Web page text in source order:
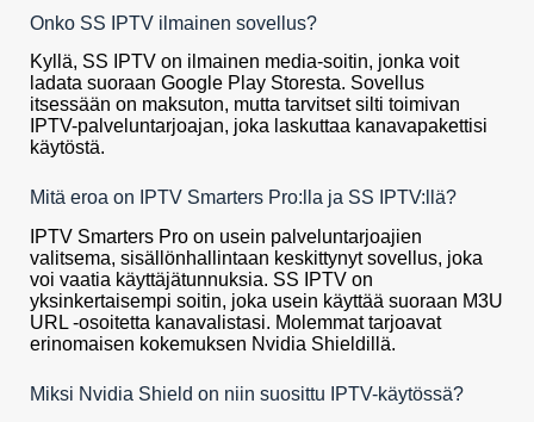
Onko SS IPTV ilmainen sovellus?
Kyllä, SS IPTV on ilmainen media-soitin, jonka voit
ladata suoraan Google Play Storesta. Sovellus
itsessään on maksuton, mutta tarvitset silti toimivan
IPTV-palveluntarjoajan, joka laskuttaa kanavapakettisi
käytöstä.
Mitä eroa on IPTV Smarters Pro:lla ja SS IPTV:llä?
IPTV Smarters Pro on usein palveluntarjoajien
valitsema, sisällönhallintaan keskittynyt sovellus, joka
voi vaatia käyttäjätunnuksia. SS IPTV on
yksinkertaisempi soitin, joka usein käyttää suoraan M3U
URL -osoitetta kanavalistasi. Molemmat tarjoavat
erinomaisen kokemuksen Nvidia Shieldillä.
Miksi Nvidia Shield on niin suosittu IPTV-käytössä?